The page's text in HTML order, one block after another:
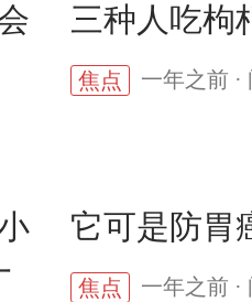
三种人吃枸
焦点 一年之前 ·
它可是防胃
焦点 一年之前 ·